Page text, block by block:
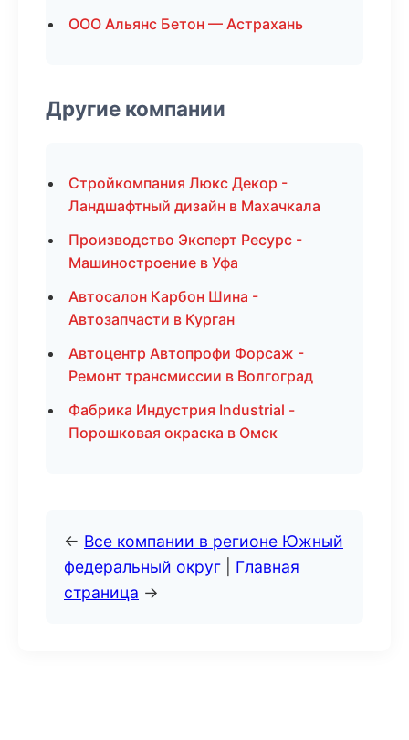
ООО Альянс Бетон — Астрахань
Другие компании
Стройкомпания Люкс Декор -
Ландшафтный дизайн в Махачкала
Производство Эксперт Ресурс -
Машиностроение в Уфа
Автосалон Карбон Шина -
Автозапчасти в Курган
Автоцентр Автопрофи Форсаж -
Ремонт трансмиссии в Волгоград
Фабрика Индустрия Industrial -
Порошковая окраска в Омск
← Все компании в регионе Южный
федеральный округ
Главная
страница →